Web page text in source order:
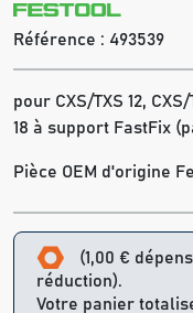
Référence : 493539
pour CXS/TXS 12, CXS/
18 à support FastFix
Pièce OEM d'origine
(1,00 €
réduction).
Votre panier